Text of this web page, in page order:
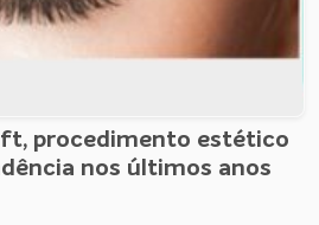
procedimento estético
nos últimos anos